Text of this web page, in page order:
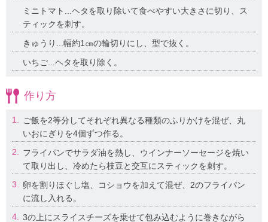
ミニトマト...ヘタを取り除いて食べやすい大きさに切り、ス
ティックを刺す。
きゅうり...幅約1㎝の輪切りにし、型で抜く。
いちご...ヘタを取り除く。
作り方
1.
ご飯を2等分してそれぞれ異なる種類のふりかけを混ぜ、丸
いおにぎりを4個ずつ作る。
2.
フライパンでサラダ油を熱し、ウインナーソーセージを焼い
て取り出し、冷めたら枝豆と交互にスティックを刺す。
3.
卵を割りほぐし塩、コショウを加えて混ぜ、2のフライパン
に流し入れる。
4.
3の上にスライスチーズを乗せて包み込むように巻きながら